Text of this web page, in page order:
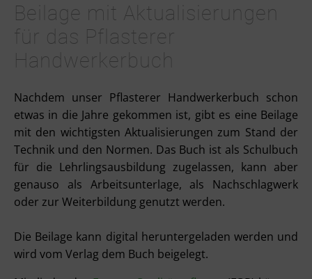
Beilage mit Aktualisierungen
für das Pflasterer
Handwerkerbuch
Nachdem unser Pflasterer Handwerkerbuch schon
etwas in die Jahre gekommen ist, gibt es eine Beilage
mit den wichtigsten Aktualisierungen zum Stand der
Technik und den Normen. Das Buch ist als Schulbuch
für die Lehrlingsausbildung zugelassen, kann aber
genauso als Arbeitsunterlage, als Nachschlagwerk
oder zur Weiterbildung genutzt werden.
Die Beilage kann digital heruntergeladen werden und
wird vom Verlag dem Buch beigelegt.